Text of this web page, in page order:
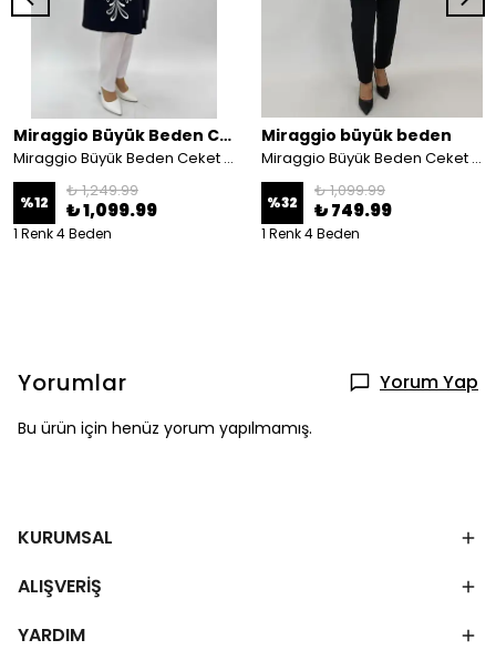
Miraggio Büyük Beden Ceket
Miraggio Büyük Beden Ceket 4730
%12
₺ 1,249.99
₺ 1,099.99
1 Renk 4 Beden
Miraggio büyük beden
Miraggio Büyük Beden Ceket 4033 YAĞ YEŞİLİ
%32
₺ 1,099.99
₺ 749.99
1 Renk 4 Beden
Yorumlar Yorum Yap
Bu ürün için henüz yorum yapılmamış.
KURUMSAL
ALIŞVERİŞ
YARDIM